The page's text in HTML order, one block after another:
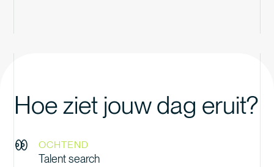
Hoe ziet jouw dag eruit?
OCHTEND
Talent search